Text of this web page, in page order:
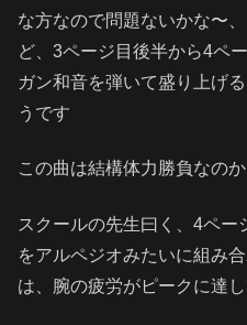
な方なので問題ないかな〜
ど、3ページ目後半から4ペ
ガン和音を弾いて盛り上げ
うです
この曲は結構体力勝負なの
スクールの先生曰く、4ペ
をアルペジオみたいに組み
は、腕の疲労がピークに達